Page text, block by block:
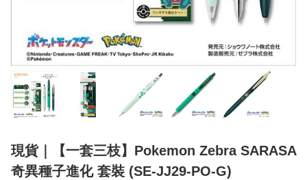
現貨｜【一套三枝】Pokemon Zebra SARASA
奇異種子進化 套裝 (SE-JJ29-PO-G)